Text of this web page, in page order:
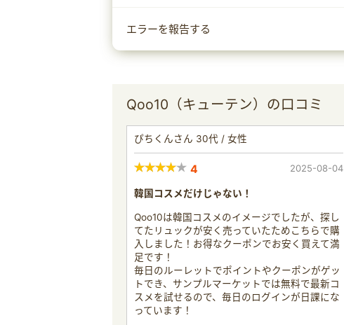
エラーを報告する
Qoo10（キューテン）の口コミ
ぴちくんさん 30代 / 女性
4 2025-08-04
韓国コスメだけじゃない！
Qoo10は韓国コスメのイメージでしたが、探し
てたリュックが安く売っていたためこちらで購
入しました！お得なクーポンでお安く買えて満
足です！
毎日のルーレットでポイントやクーポンがゲッ
トでき、サンプルマーケットでは無料で最新コ
スメを試せるので、毎日のログインが日課にな
っています！